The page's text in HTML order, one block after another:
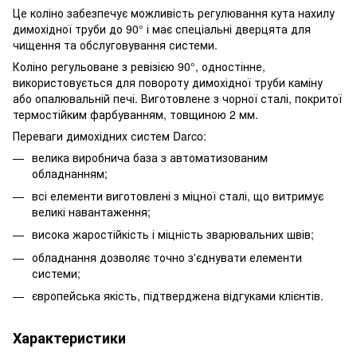
Це коліно забезпечує можливість регулювання кута нахилу
димохідної труби до 90° і має спеціальні дверцята для
чищення та обслуговування системи.
Коліно регульоване з ревізією 90°, одностінне,
використовується для повороту димохідної труби каміну
або опалювальній печі. Виготовлене з чорної сталі, покритої
термостійким фарбуванням, товщиною 2 мм.
Переваги димохідних систем Darco:
велика виробнича база з автоматизованим
обладнанням;
всі елементи виготовлені з міцної сталі, що витримує
великі навантаження;
висока жаростійкість і міцність зварювальних швів;
обладнання дозволяє точно з'єднувати елементи
системи;
європейська якість, підтверджена відгуками клієнтів.
Характеристики